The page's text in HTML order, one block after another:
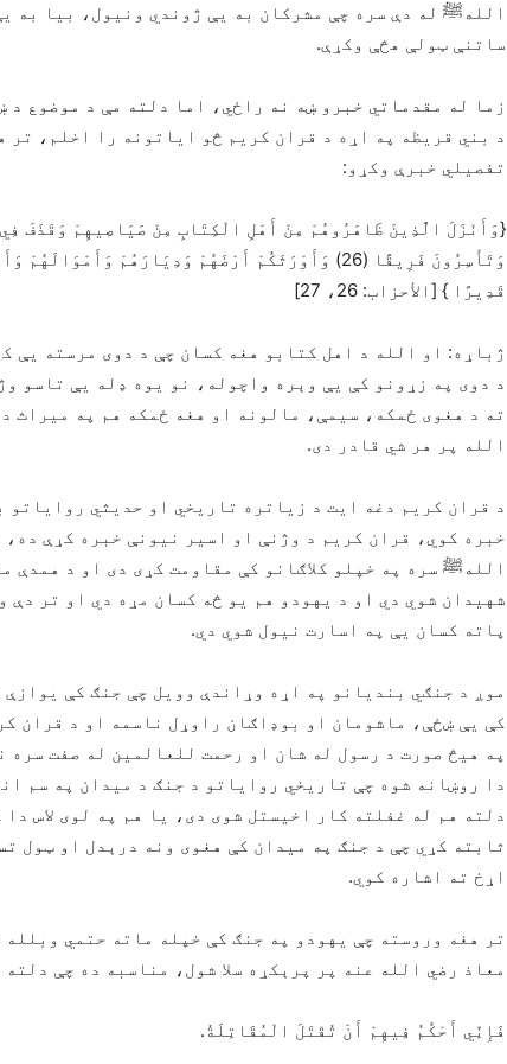
اللهﷺ له دې سره چې مشرکان به يې ژوندي ونیول، بیا به
ساتنې ټولې هڅې وکړې.
زما له مقدماتي خبرو ښه نه راځي، اما دلته مې د موضوع
د بني قریظه په اړه د قران کریم څو ایاتونه را اخلم، تر
تفصیلي خبرې وکړو:
{وَأَنْزَلَ الَّذِينَ ظَاهَرُوهُمْ مِنْ أَهْلِ الْكِتَابِ مِنْ صَيَاصِيهِمْ وَقَذَفَ
وَتَأْسِرُونَ فَرِيقًا (26) وَأَوْرَثَكُمْ أَرْضَهُمْ وَدِيَارَهُمْ
قَدِيرًا } [الأحزاب: 26، 27]
ژباړه: او الله د اهل کتابو هغه کسان چې د دوی مرسته يې
د دوی په زړونو کې يې وېره واچوله، نو یوه ډله يې تاسو
ته د هغوی ځمکه، سیمې، مالونه او هغه ځمکه هم په میراث
الله پر هر شي قادر دی.
د قران کریم دغه ایت د زیاتره تاریخي او حدیثي روایاتو
خبره کوي، قران کریم د وژنې او اسیر نیونې خبره کړې
اللهﷺ سره په خپلو کلاګانو کې مقاومت کړی دی او د همدې
شهیدان شوي دي او د یهودو هم یو څه کسان مړه دي او تر دې
پاته کسان يې په اسارت نیول شوي دي.
موږ د جنګي بندیانو په اړه وړاندې وویل چې جنګ کې
کې يې ښځې، ماشومان او بوډاګان راوړل ناسمه او د قران
په هيڅ صورت د رسول له شان او رحمت للعالمین له صفت سره
دا روښانه شوه چې تاریخي روایاتو د جنګ د میدان په سم
دلته هم له غفلته کار اخیستل شوی دی، یا هم په لوی لاس
ثابته کړي چې د جنګ په میدان کې هغوی ونه درېدل او ټول
اړخ ته اشاره کوي.
تر هغه وروسته چې یهودو په جنګ کې خپله ماته حتمي
معاذ رضي الله عنه پر پرېکړه سلا شول، مناسبه ده چې
فَإِنِّي أَحْكُمُ فِيهِمْ أَنْ تُقْتَلَ الْمُقَاتِلَةُ.